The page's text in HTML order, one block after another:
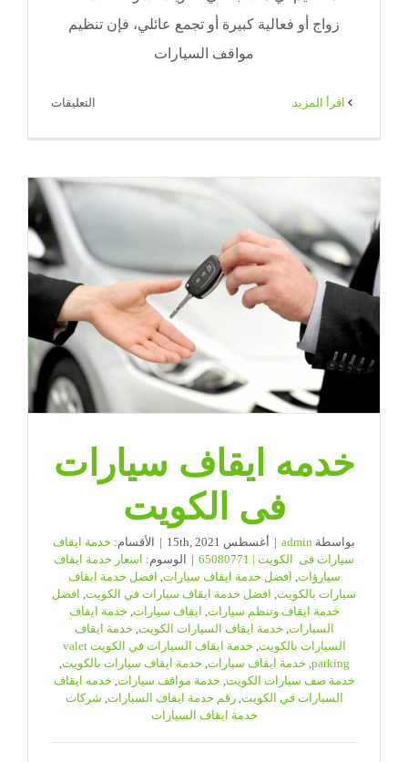
زواج أو فعالية كبيرة أو تجمع عائلي، فإن تنظيم
مواقف السيارات
التعليقات
الكويت
للمناسبات
والأفراح
باحترافية
الكويت
65080771
مغلقة
خدمه ايقاف سيارات
فى الكويت
بواسطة admin
| أغسطس 15th, 2021 | الأقسام: خدمة ايقاف
سيارات فى الكويت | 65080771
| الوسوم: اسعار خدمة ايقاف
سيارؤات افضل خدمة ايقاف سيارات افضل خدمة ايقاف
سيارات بالكويت افضل خدمة ايقاف سيارات في الكويت افضل
خدمة ايقاف وتنظم سيارات ايقاف سيارات خدمة ايقاف
السيارات خدمة ايقاف السيارات الكويت خدمة ايقاف
السيارات بالكويت
خدمة ايقاف السيارات في الكويت valet
parking خدمة ايقاف سيارات خدمة ايقاف سيارات بالكويت
خدمة صف سيارات الكويت خدمة مواقف سيارات خدمه ايقاف
السيارات في الكويت ,رقم خدمة ايقاف السيارات شركات
خدمة ايقاف السيارات